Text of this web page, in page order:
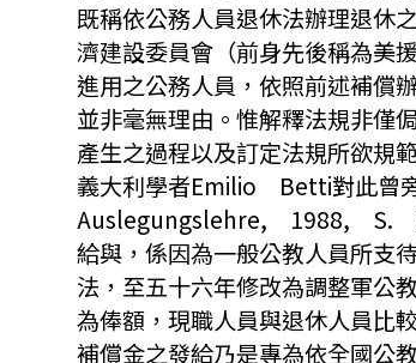
既稱依公務人員退休法辦理退休
濟建設委員會（前身先後稱為美
進用之公務人員，依照前述補償
並非毫無理由。惟解釋法規非僅
產生之過程以及訂定法規所欲規
義大利學者Emilio Betti對此曾
Auslegungslehre, 1988, S.
給與，係因為一般公教人員所支
法，至五十六年修改為調整軍公
為俸額，現職人員與退休人員比
補償金之發給乃是專為依全國公